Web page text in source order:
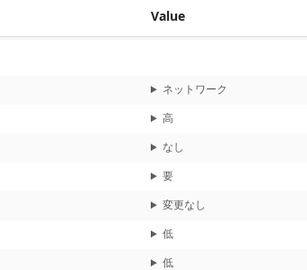
Value
ネットワーク
高
なし
要
変更なし
低
低